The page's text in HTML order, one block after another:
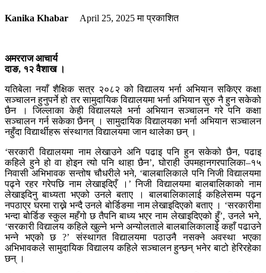
Kanika Khabar April 25, 2025मा प्रकाशित
अमरराज आचार्य
दाङ, १२ वैशाख ।
यतिबेला नयाँ शैक्षिक सत्र २०८२ को विद्यालय भर्ना अभियान सकिएर कक्षा
सञ्चालन हुनुपर्ने हो तर सामुदायिक विद्यालयमा भर्ना अभियान सुरु नै हुन सकेको
छैन । जिल्लाका केही विद्यालयले भर्ना अभियान सञ्चालन गरे पनि कक्षा
सञ्चालन गर्न सकेका छैनन् । सामुदायिक विद्यालयका भर्ना अभियान सञ्चालन
नहुँदा विद्यार्थीहरू संस्थागत विद्यालयमा जान थालेका छन् ।
‘सरकारी विद्यालयमा नाम लेखाउने अनि पढाइ पनि हुन सकेको छैन, पढाइ
कहिले हुने हो वा होइन त्यो पनि थाहा छैन’, घोराही उपमहानगरपालिका–१५
निवासी अभिभावक सन्तोष चौधरीले भने, ‘बालबालिकाले पनि निजी विद्यालयमा
पढ्ने रहर गरेपछि नाम लेखाइदिएँ ।’ निजी विद्यालयमा बालबालिकाको नाम
लेखाइदिनु बाध्यता भएको उनले बताए । बालबालिकालाई कहिलेसम्म पढ्न
नपठाएर घरमा राख्ने भन्दै उनले बोर्डिङमा नाम लेखाइदिएको बताए । ‘सरकारीमा
भन्दा बोर्डिङ स्कुल महँगो छ तैपनि बाध्य भएर नाम लेखाइदिएको हुँ’, उनले भने,
‘सरकारी विद्यालय कहिले खुल्ने भन्ने अन्योलताले बालबालिकालाई कहाँ पढाउने
भन्ने भएको छ ?’ संस्थागत विद्यालयमा पठाउनै नसक्ने अवस्था भएका
अभिभावकले सामुदायिक विद्यालय कहिले सञ्चालन हुन्छन् भनेर बाटो हेरिरहेका
छन् ।